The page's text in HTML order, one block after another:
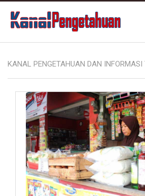
KANAL PENGETAHUAN DAN INFORMASI